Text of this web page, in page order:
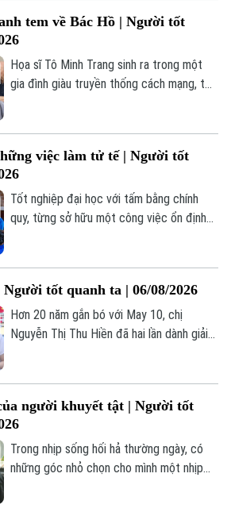
nhưng, tại Hà Nội, bức tranh ấy đang dần
thay đổi. Không khó để bắt gặp hình ảnh
hàng ngàn bạn trẻ sẵn sàng "săn vé", xếp
hàng dài để đắm chìm trong những giai
tem về Bác Hồ | Người tốt
Họa sĩ Tô Minh Trang sinh ra trong một
gia đình giàu truyền thống cách mạng, từ
bồi đắp trong anh lòng yêu nước, niềm tự
hào dân tộc và tình cảm đặc biệt dành
cho Chủ tịch Hồ Chí Minh.
việc làm tử tế | Người tốt
Tốt nghiệp đại học với tấm bằng chính
quy, từng sở hữu một công việc ổn định
ngạc nhiên: Gác lại những cơ hội phát
triển cá nhân nơi phố thị để trở về quê
hương xã Chương Dương.
tốt quanh ta | 06/08/2026
Hơn 20 năm gắn bó với May 10, chị
Nguyễn Thị Thu Hiền đã hai lần dành giải
trợ các đồng nghiệp trẻ để cùng nâng
cao hiệu suất lao động, đóng góp vào
thành tích chung của doanh nghiệp.
người khuyết tật | Người tốt
Trong nhịp sống hối hả thường ngày, có
những góc nhỏ chọn cho mình một nhịp